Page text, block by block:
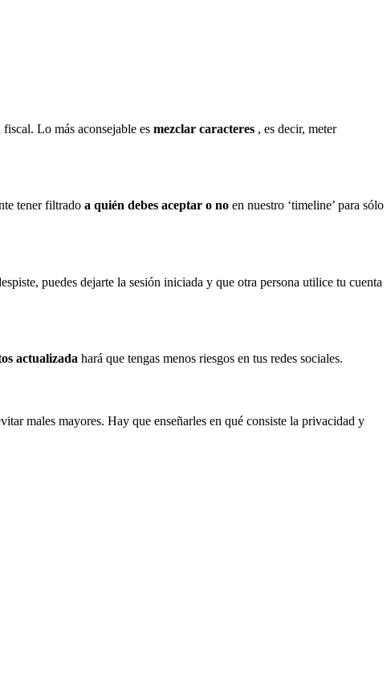
Lo más aconsejable es mezclar caracteres , es decir, meter
tener filtrado a quién debes aceptar o no en nuestro ‘timeline’ para sólo
puedes dejarte la sesión iniciada y que otra persona utilice tu cuenta
actualizada hará que tengas menos riesgos en tus redes sociales.
males mayores. Hay que enseñarles en qué consiste la privacidad y